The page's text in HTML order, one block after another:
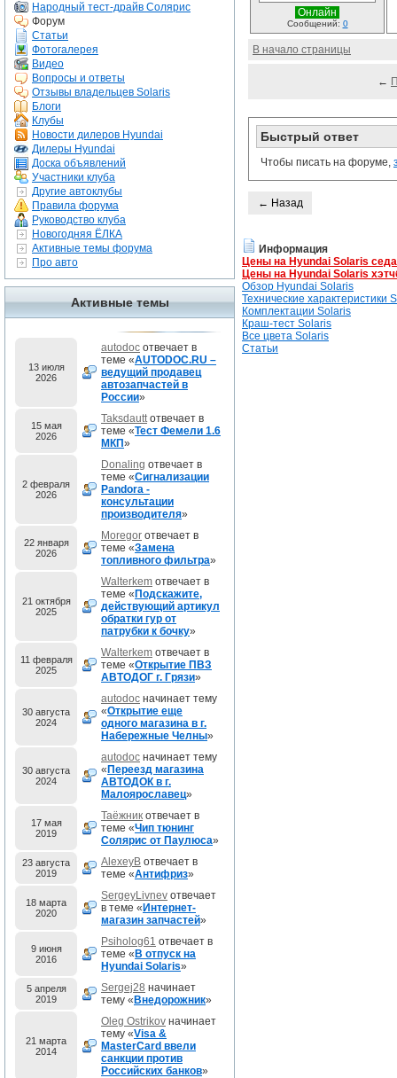
Народный тест-драйв Солярис
Форум
Статьи
Фотогалерея
Видео
Вопросы и ответы
Отзывы владельцев Solaris
Блоги
Клубы
Новости дилеров Hyundai
Дилеры Hyundai
Доска объявлений
Участники клуба
Другие автоклубы
Правила форума
Руководство клуба
Новогодняя ЁЛКА
Активные темы форума
Про авто
Активные темы
13 июля
2026
autodoc отвечает в
теме «AUTODOC.RU –
ведущий продавец
автозапчастей в
России»
15 мая
2026
Taksdauttотвечает в
теме «Тест Фемели 1.6
МКП»
2 февраля
2026
Donaling отвечает в
теме «Сигнализации
Pandora -
консультации
производителя»
22 января
2026
Moregor отвечает в
теме «Замена
топливного фильтра»
21 октября
2025
Walterkem отвечает в
теме « Подскажите,
действующий артикул
обратки гур от
патрубки к бочку»
11 февраля
2025
Walterkem отвечает в
теме «Открытие ПВЗ
АВТОДОГ г. Грязи»
30 августа
2024
autodoc начинает тему
«Открытие еще
одного магазина в г.
Набережные Челны»
30 августа
2024
autodoc начинает тему
« Переезд магазина
АВТОДОК в г.
Малоярославец»
17 мая
2019
Таёжник отвечает в
теме «Чип тюнинг
Солярис от Паулюса»
23 августа
2019
AlexeyB отвечает в
теме «Антифриз»
18 марта
2020
SergeyLivnev отвечает
в теме « Интернет-
магазин запчастей»
9 июня
2016
Psiholog61 отвечает в
теме « В отпуск на
Hyundai Solaris»
5 апреля
2019
Sergej28 начинает
тему « Внедорожник»
21 марта
2014
Oleg Ostrikov начинает
тему «Visa &
MasterCard ввели
санкции против
Российских банков»
Онлайн
Сообщений: 0
В начало страницы
←
Быстрый ответ
Чтобы писать на форуме,
← Назад
Информация
Цены на Hyundai Solaris
Цены на Hyundai Solaris
Обзор Hyundai Solaris
Технические характеристики
Комплектации Solaris
Краш-тест Solaris
Все цвета Solaris
Статьи